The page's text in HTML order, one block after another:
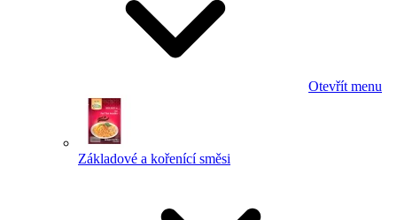
Otevřít menu
Základové a kořenící směsi